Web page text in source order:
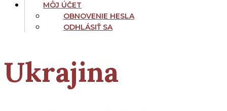
MÔJ ÚČET
OBNOVENIE HESLA
ODHLÁSIŤ SA
Ukrajina